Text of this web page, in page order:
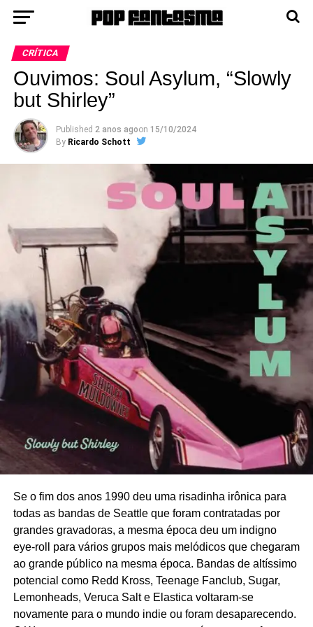
CRÍTICA
Ouvimos: Soul Asylum, “Slowly
but Shirley”
Published 2 anos agoon 15/10/2024
By Ricardo Schott
Se o fim dos anos 1990 deu uma risadinha irônica para
todas as bandas de Seattle que foram contratadas por
grandes gravadoras, a mesma época deu um indigno
eye-roll para vários grupos mais melódicos que chegaram
ao grande público na mesma época. Bandas de altíssimo
potencial como Redd Kross, Teenage Fanclub, Sugar,
Lemonheads, Veruca Salt e Elastica voltaram-se
novamente para o mundo indie ou foram desaparecendo.